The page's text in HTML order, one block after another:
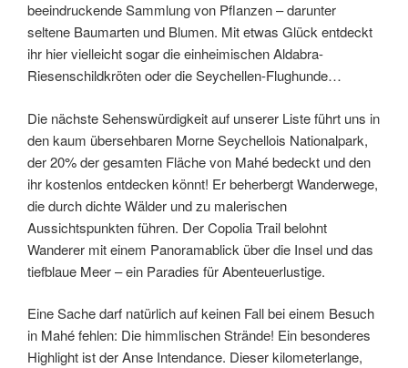
beeindruckende Sammlung von Pflanzen – darunter
seltene Baumarten und Blumen. Mit etwas Glück entdeckt
ihr hier vielleicht sogar die einheimischen Aldabra-
Riesenschildkröten oder die Seychellen-Flughunde…
Die nächste Sehenswürdigkeit auf unserer Liste führt uns in
den kaum übersehbaren Morne Seychellois Nationalpark,
der 20% der gesamten Fläche von Mahé bedeckt und den
ihr kostenlos entdecken könnt! Er beherbergt Wanderwege,
die durch dichte Wälder und zu malerischen
Aussichtspunkten führen. Der Copolia Trail belohnt
Wanderer mit einem Panoramablick über die Insel und das
tiefblaue Meer – ein Paradies für Abenteuerlustige.
Eine Sache darf natürlich auf keinen Fall bei einem Besuch
in Mahé fehlen: Die himmlischen Strände! Ein besonderes
Highlight ist der Anse Intendance. Dieser kilometerlange,